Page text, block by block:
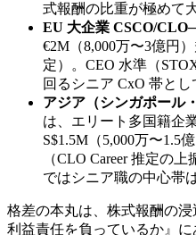
式報酬の比重が極めて
EU 大企業 CSCO/CLO
€2M（8,000万〜3億円
定）。CEO 水準（
回るシニア CxO 帯とし
アジア（シンガポール
は、エリート多国籍企
S$1.5M（5,000万〜1.5
（CLO Career 推定の
ではシニア職の中心帯
格差の本丸は、株式報酬の
利益責任を負っているか』